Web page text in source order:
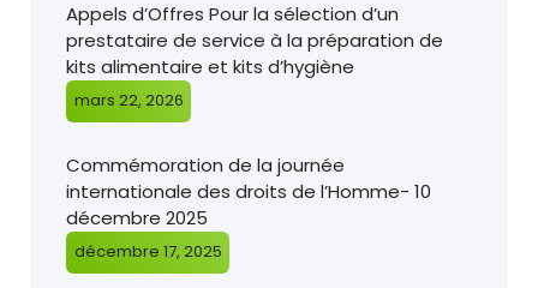
Appels d’Offres Pour la sélection d’un
prestataire de service à la préparation de
kits alimentaire et kits d’hygiène
mars 22, 2026
Commémoration de la journée
internationale des droits de l’Homme- 10
décembre 2025
décembre 17, 2025